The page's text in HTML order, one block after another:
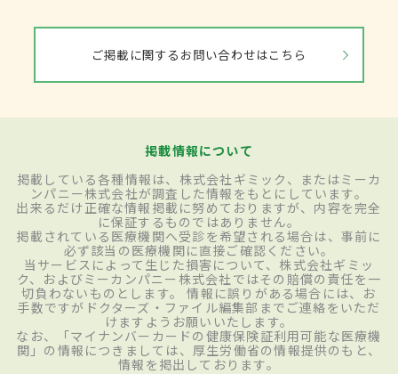
ご掲載に関するお問い合わせはこちら
掲載情報について
掲載している各種情報は、株式会社ギミック、またはミーカ
ンパニー株式会社が調査した情報をもとにしています。
出来るだけ正確な情報掲載に努めておりますが、内容を完全
に保証するものではありません。
掲載されている医療機関へ受診を希望される場合は、事前に
必ず該当の医療機関に直接ご確認ください。
当サービスによって生じた損害について、株式会社ギミッ
ク、およびミーカンパニー株式会社ではその賠償の責任を一
切負わないものとします。 情報に誤りがある場合には、お
手数ですがドクターズ・ファイル編集部までご連絡をいただ
けますようお願いいたします。
なお、「マイナンバーカードの健康保険証利用可能な医療機
関」の情報につきましては、厚生労働省の情報提供のもと、
情報を掲出しております。